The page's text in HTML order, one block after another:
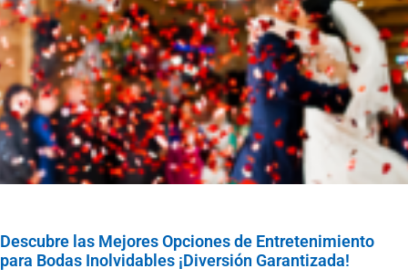
Descubre las Mejores Opciones de Entretenimiento
para Bodas Inolvidables ¡Diversión Garantizada!